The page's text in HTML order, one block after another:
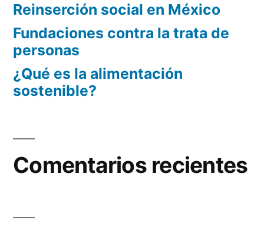
Reinserción social en México
Fundaciones contra la trata de
personas
¿Qué es la alimentación
sostenible?
Comentarios recientes